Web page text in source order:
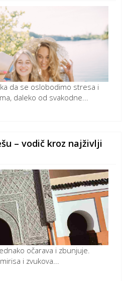
da se oslobodimo stresa i
daleko od svakodne...
– vodič kroz najživlji
očarava i zbunjuje.
i zvukova...